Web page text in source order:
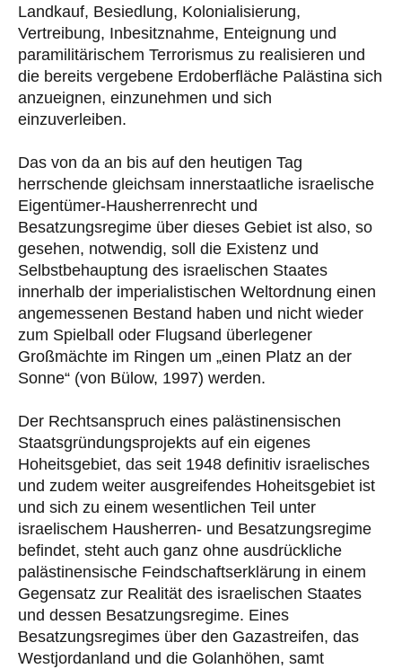
Landkauf, Besiedlung, Kolonialisierung,
Vertreibung, Inbesitznahme, Enteignung und
paramilitärischem Terrorismus zu realisieren und
die bereits vergebene Erdoberfläche Palästina sich
anzueignen, einzunehmen und sich
einzuverleiben.
Das von da an bis auf den heutigen Tag
herrschende gleichsam innerstaatliche israelische
Eigentümer-Hausherrenrecht und
Besatzungsregime über dieses Gebiet ist also, so
gesehen, notwendig, soll die Existenz und
Selbstbehauptung des israelischen Staates
innerhalb der imperialistischen Weltordnung einen
angemessenen Bestand haben und nicht wieder
zum Spielball oder Flugsand überlegener
Großmächte im Ringen um „einen Platz an der
Sonne“ (von Bülow, 1997) werden.
Der Rechtsanspruch eines palästinensischen
Staatsgründungsprojekts auf ein eigenes
Hoheitsgebiet, das seit 1948 definitiv israelisches
und zudem weiter ausgreifendes Hoheitsgebiet ist
und sich zu einem wesentlichen Teil unter
israelischem Hausherren- und Besatzungsregime
befindet, steht auch ganz ohne ausdrückliche
palästinensische Feindschaftserklärung in einem
Gegensatz zur Realität des israelischen Staates
und dessen Besatzungsregime. Eines
Besatzungsregimes über den Gazastreifen, das
Westjordanland und die Golanhöhen, samt